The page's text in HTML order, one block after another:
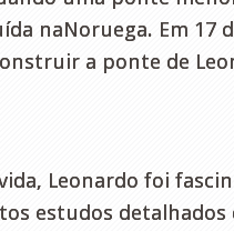
naNoruega. Em 17
a ponte de
Leonardo foi
estudos detalhados